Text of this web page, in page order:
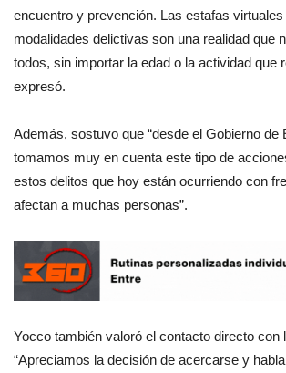
encuentro y prevención. Las estafas
modalidades delictivas son una realidad que
todos, sin importar la edad o la actividad que
expresó.
Además, sostuvo que “desde el Gobierno de
tomamos muy en cuenta este tipo de
estos delitos que hoy están ocurriendo con
afectan a muchas personas”.
Yocco también valoró el contacto directo con
“Apreciamos la decisión de acercarse y